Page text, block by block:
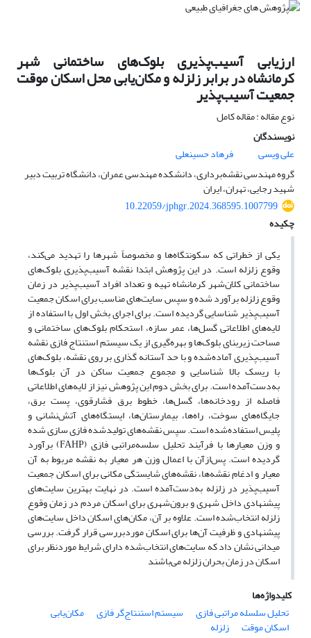
ارزیابی آسیب‌پذیری بلوک‌های ساختمانی شهر
کرمانشاه در برابر زلزله و مکان‌یابی محل اسکان موقت
جمعیت آسیب‌پذیر
نوع مقاله : مقاله کامل
نویسندگان
علی ویسی
فرهاد حسینعلی
گروه مهندسی نقشه‌برداری، دانشکده مهندسی عمران، دانشگاه تربیت دبیر
شهید رجایی، تهران، ایران
10.22059/jphgr.2024.368595.1007799
چکیده
یکی از خطراتی که سکونتگاه‌ها و مخصوصاً شهرها را تهدید می‌کند،
وقوع زلزله است. در این پژوهش ابتدا نقشه آسیب‌پذیری بلوک‌های
ساختمانی کلان‌شهر کرمانشاه تهیه و تعداد افراد آسیب‌پذیر در زمان
وقوع زلزله برآورد شده و سپس سایت‌های مناسب برای اسکان جمعیت
آسیب‌پذیر شناسایی گردیده است. برای اجرای بخش اول با استفاده از
لایه‌های اطلاعاتی گسل‌ها، عمر سازه، استحکام بلوک‌های ساختمانی و
مساحت زیربنای بلوک‌ها و بهره‌گیری از یک سیستم استنتاج فازی نقشه
آسیب‌پذیری آماده‌شده و با حد آستانه گذاری بر روی نقشه، بلوک‌های
با ریسک بالا شناسایی و مجموع جمعیت ساکن در آن بلوک‌ها
به‌دست‌آمده است. برای بخش دوم این پژوهش نیز از لایه‌های اطلاعاتی
فاصله از رودخانه‌ها، گسل‌ها، خطوط برق فشارقوی، پست برق،
جایگاه‌های سوخت، راه‌ها، بیمارستان‌ها، ایستگاه‌های آتش‌نشانی و
پلیس استفاده‌شده است. سپس نقشه‌های تولیدشده فازی سازی شده
و وزن معیارها با فرآیند تحلیل سلسه‌مراتبی فازی (FAHP) برآورد
گردیده است. پس‌ازآن با اعمال وزن هر معیار به نقشه مربوط به آن
معیار و ادغام نقشه‌ها، نقشه‌های شایستگی مکانی برای اسکان جمعیت
آسیب‌پذیر در زلزله به‌دست‌آمده است. در نهایت بهترین سایت‌های
پیشنهادی داخل شهری و برون‌شهری برای اسکان مردم در زمان وقوع
زلزله انتخاب‌شده است. علاوه بر آن، مکان‌های اسکان داخل سایت‌های
پیشنهادی و ظرفیت آن‌ها برای اسکان موردبررسی قرار گرفت. بررسی
میدانی نشان داد که سایت‌های انتخاب‌شده دارای شرایط موردنظر برای
اسکان در زمان بحران زلزله می‌باشند
کلیدواژه‌ها
تحلیل سلسله مراتبی فازی
سیستم استنتاج‌گر فازی مکان‌یابی
اسکان موقت
زلزله